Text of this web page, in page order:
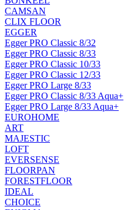
CAMSAN
CLIX FLOOR
EGGER
Egger PRO Classic 8/32
Egger PRO Classic 8/33
Egger PRO Classic 10/33
Egger PRO Classic 12/33
Egger PRO Large 8/33
Egger PRO Classic 8/33 Aqua+
Egger PRO Large 8/33 Aqua+
EUROHOME
ART
MAJESTIC
LOFT
EVERSENSE
FLOORPAN
FORESTFLOOR
IDEAL
CHOICE